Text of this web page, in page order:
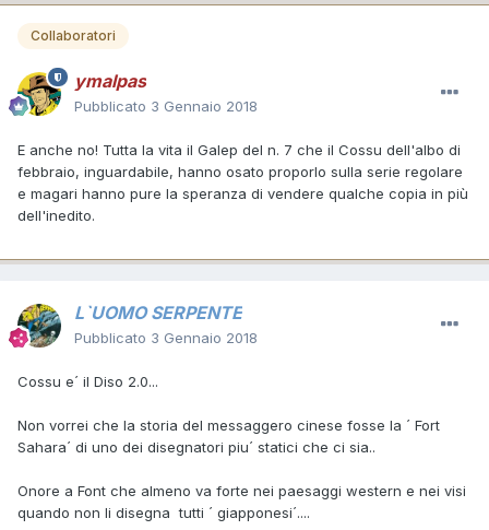
Collaboratori
ymalpas
Pubblicato 3 Gennaio 2018
E anche no! Tutta la vita il Galep del n. 7 che il Cossu dell'albo di
febbraio, inguardabile, hanno osato proporlo sulla serie regolare
e magari hanno pure la speranza di vendere qualche copia in più
dell'inedito.
L`UOMO SERPENTE
Pubblicato 3 Gennaio 2018
Cossu e´ il Diso 2.0...
Non vorrei che la storia del messaggero cinese fosse la ´ Fort
Sahara´ di uno dei disegnatori piu´ statici che ci sia..
Onore a Font che almeno va forte nei paesaggi western e nei visi
quando non li disegna tutti ´ giapponesi´....